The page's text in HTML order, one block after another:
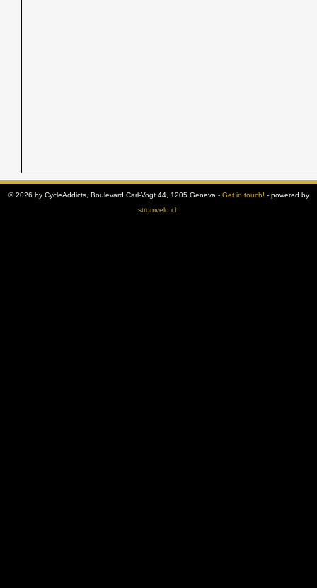
© 2026 by CycleAddicts, Boulevard Carl-Vogt 44, 1205 Geneva - Get in touch! - powered by
stromvelo.ch